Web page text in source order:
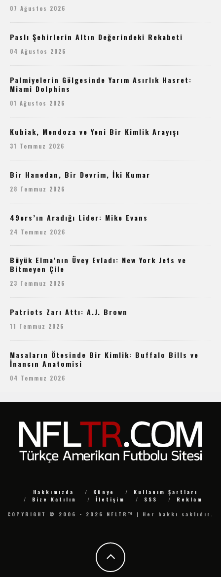
07 Ağustos 2026
Paslı Şehirlerin Altın Değerindeki Rekabeti
04 Ağustos 2026
Palmiyelerin Gölgesinde Yarım Asırlık Hasret:
Miami Dolphins
01 Ağustos 2026
Kubiak, Mendoza ve Yeni Bir Kimlik Arayışı
31 Temmuz 2026
Bir Hanedan, Bir Devrim, İki Kumar
28 Temmuz 2026
49ers’ın Aradığı Lider: Mike Evans
24 Temmuz 2026
Büyük Elma’nın Üvey Evladı: New York Jets ve
Bitmeyen Çile
23 Temmuz 2026
Patriots Zarı Attı: A.J. Brown
11 Temmuz 2026
Masaların Ötesinde Bir Kimlik: Buffalo Bills ve
İnancın Anatomisi
04 Temmuz 2026
Hakkımızda Künye
Kullanım Şartları
Bize Katılın
İletişim SSS
Reklam
COPYRIGHT © 2006 - 2026 NFLTR™ | Her hakkı saklıdır.